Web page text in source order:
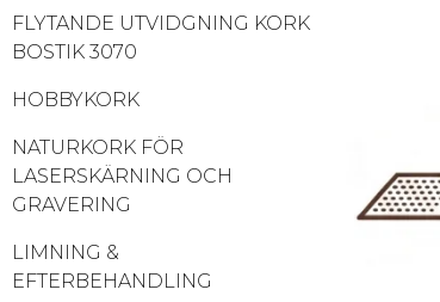
FLYTANDE UTVIDGNING KORK
BOSTIK 3070
HOBBYKORK
NATURKORK FÖR
LASERSKÄRNING OCH
GRAVERING
LIMNING &
EFTERBEHANDLING